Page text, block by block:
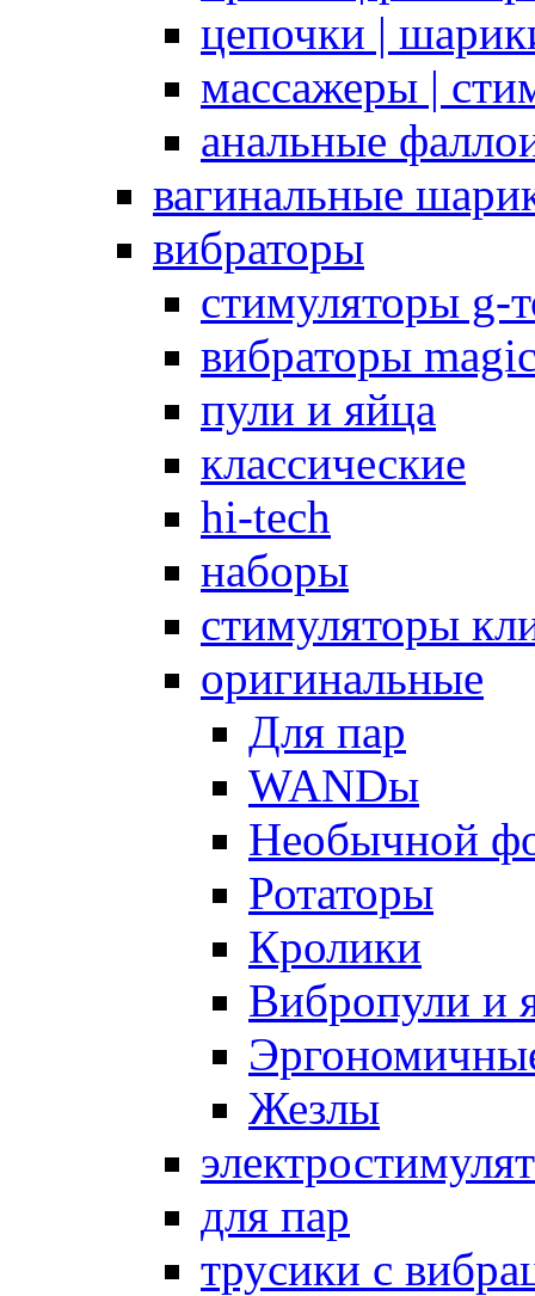
цепочки |
массажеры |
анальные
вагинальные
вибраторы
стимуляторы g-
вибраторы
пули и яйца
классические
hi-tech
наборы
стимуляторы
оригинальные
Для пар
WANDы
Необычной
Ротаторы
Кролики
Вибропули и
Жезлы
для пар
трусики с